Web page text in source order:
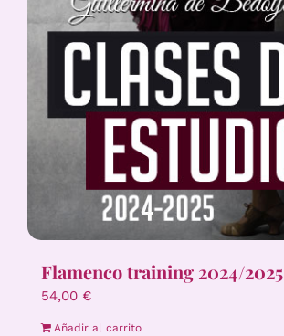
Flamenco training 2024/2025
54,00 €
Añadir al carrito